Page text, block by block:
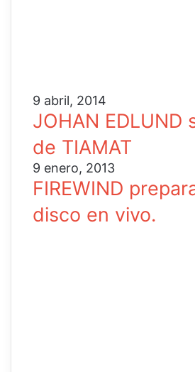
9 abril, 2014
JOHAN EDLUND
de TIAMAT
9 enero, 2013
FIREWIND
disco en vivo.